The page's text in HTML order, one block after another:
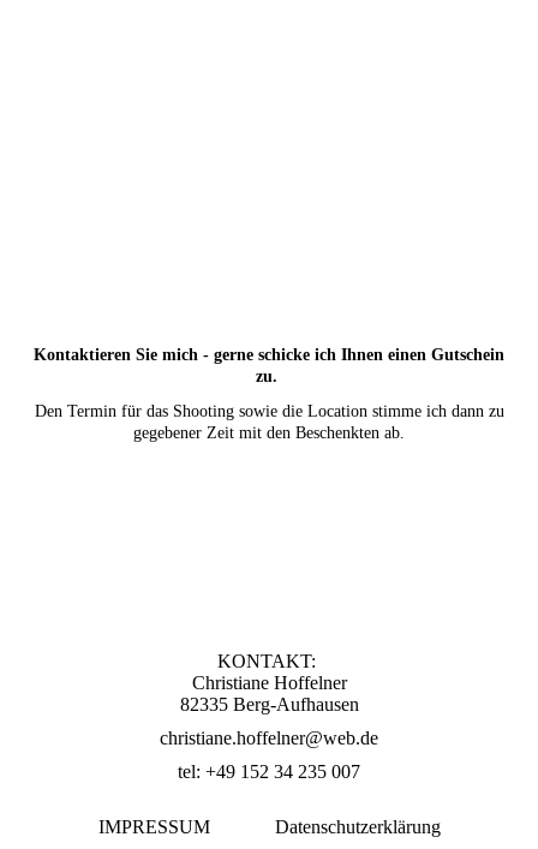
Kontaktieren Sie mich - gerne schicke ich Ihnen einen Gutschein
zu.
Den Termin für das Shooting sowie die Location stimme ich dann zu
gegebener Zeit mit den Beschenkten ab.
KONTAKT:
Christiane Hoffelner
82335 Berg-Aufhausen
christiane.hoffelner@web.de
tel: +49 152 34 235 007
IMPRESSUM Datenschutzerklärung